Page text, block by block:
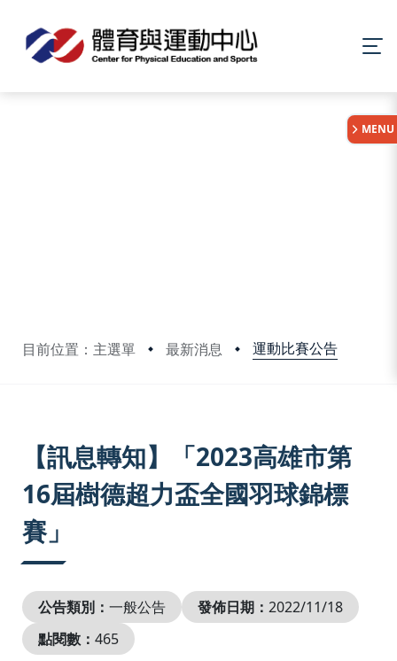
目前位置：主選單 最新消息 運動比賽公告
MENU
【訊息轉知】「2023高雄市第
16屆樹德超力盃全國羽球錦標
賽」
公告類別： 一般公告 發佈日期： 2022/11/18
點閱數： 465